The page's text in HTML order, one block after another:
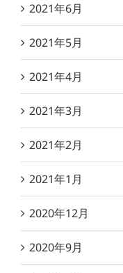
2021年6月
2021年5月
2021年4月
2021年3月
2021年2月
2021年1月
2020年12月
2020年9月